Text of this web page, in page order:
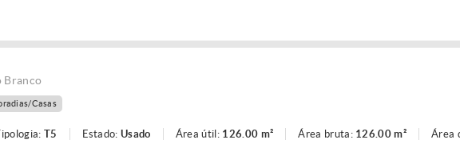
Branco
Casas
T5 Estado:Usado Área útil: 126.00 m² Área bruta: 126.00 m² Área